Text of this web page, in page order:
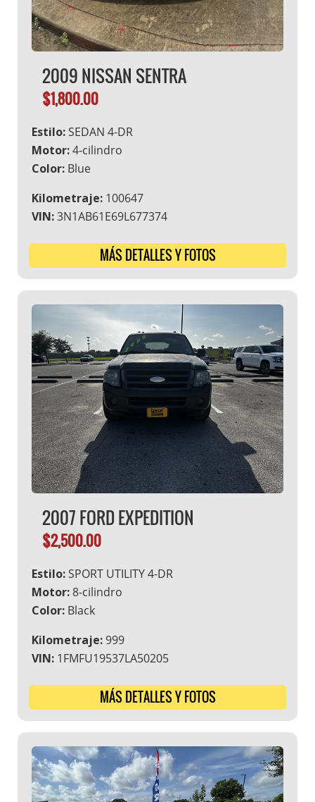
2009 NISSAN SENTRA
$1,800.00
Estilo:SEDAN 4-DR
Motor:4-cilindro
Color: Blue
Kilometraje: 100647
VIN:3N1AB61E69L677374
MÁS DETALLES Y FOTOS
2007 FORD EXPEDITION
$2,500.00
Estilo:SPORT UTILITY 4-DR
Motor:8-cilindro
Color: Black
Kilometraje: 999
VIN: 1FMFU19537LA50205
MÁS DETALLES Y FOTOS